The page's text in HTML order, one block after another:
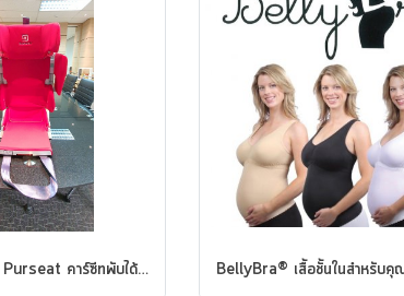
(ตัวโชว์ สภาพดี) Purseat คาร์ซีทพับได้ สีแดง